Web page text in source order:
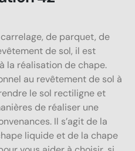
de parquet, de
de sol, il est
la réalisation de chape.
au revêtement de sol à
le sol rectiligne et
de réaliser une
Il s’agit de la
liquide et de la chape